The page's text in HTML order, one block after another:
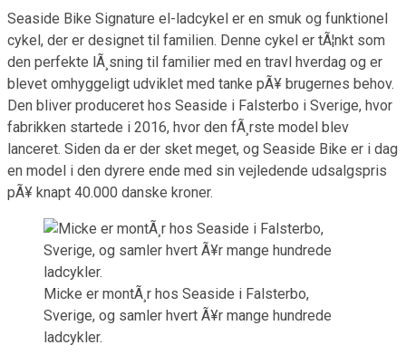
Seaside Bike Signature el-ladcykel er en smuk og funktionel
cykel, der er designet til familien. Denne cykel er tÃ¦nkt som
den perfekte lÃ¸sning til familier med en travl hverdag og er
blevet omhyggeligt udviklet med tanke pÃ¥ brugernes behov.
Den bliver produceret hos Seaside i Falsterbo i Sverige, hvor
fabrikken startede i 2016, hvor den fÃ¸rste model blev
lanceret. Siden da er der sket meget, og Seaside Bike er i dag
en model i den dyrere ende med sin vejledende udsalgspris
pÃ¥ knapt 40.000 danske kroner.
Micke er montÃ¸r hos Seaside i Falsterbo,
Sverige, og samler hvert Ã¥r mange hundrede
ladcykler.